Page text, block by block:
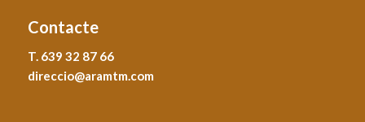
Contacte
T. 639 32 87 66
direccio@aramtm.com